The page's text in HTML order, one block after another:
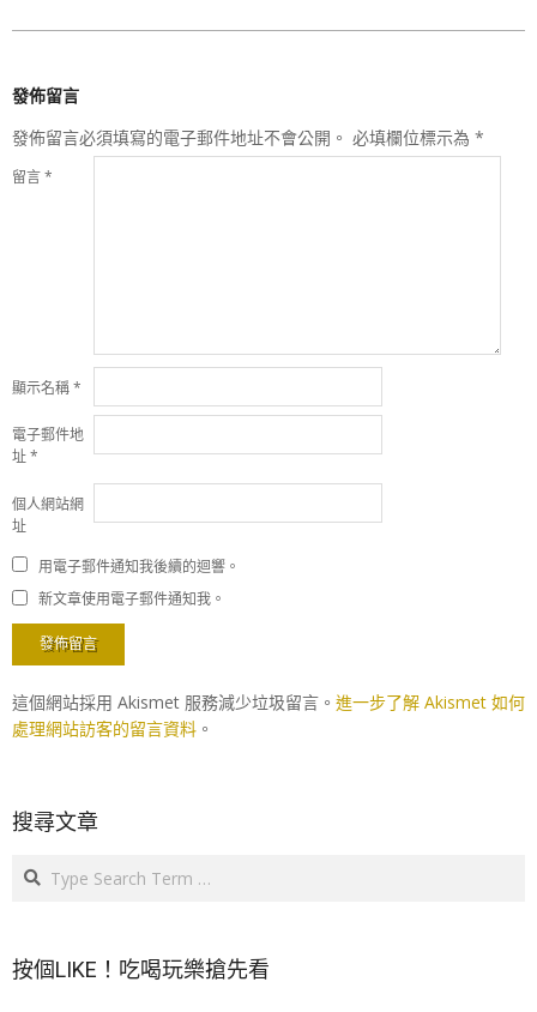
發佈留言
發佈留言必須填寫的電子郵件地址不會公開。 必填欄位標示為 *
留言*
顯示名稱*
電子郵件地
址*
個人網站網
址
用電子郵件通知我後續的迴響。
新文章使用電子郵件通知我。
這個網站採用 Akismet 服務減少垃圾留言。 進一步了解 Akismet 如何
處理網站訪客的留言資料 。
搜尋文章
Search
按個LIKE！吃喝玩樂搶先看